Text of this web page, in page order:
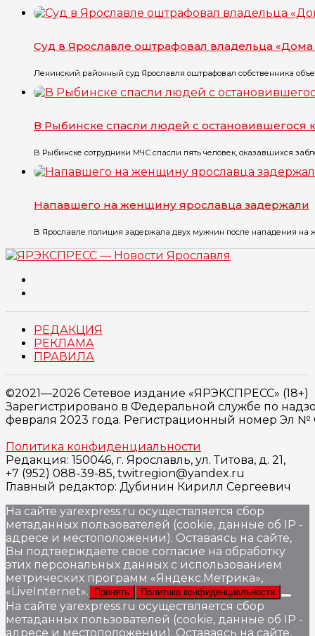
Суд в Ярославле оштрафовал владельца «Дома
Ленинский районный суд Ярославля оштрафовал собственника
В Рыбинске спасли людей с остановившегося
В Рыбинске сотрудники МЧС спасли пять человек, оказавшихся
Напавшего на женщину ярославца задержали
В Ярославле полиция задержала двух мужчин после нападения на
РЕДАКЦИЯ
РЕКЛАМА
ПРАВИЛА
©2021—2026 Сетевое издание «ЯРЭКСПРЕСС» (18+)
Зарегистрировано в Федеральной службе по
февраля 2023 года. Регистрационный номер Эл №
Политика конфиденциальности
Редакция: 150046, г. Ярославль, ул. Титова, д. 21,
+7 (952) 088-39-85, twitregion@yandex.ru
Главный редактор: Дубинин Кирилл Сергеевич
На сайте yarexpress.ru осуществляется сбор
метаданных пользователей (cookie, данные об IP -
адресе и местоположении). Оставаясь на сайте,
Вы подтверждаете свое согласие на обработку
этих персональных данных c использованием
метрических программ «Яндекс.Метрика»,
«LiveInternet».
Принять Политика конфиденциальности
На сайте yarexpress.ru осуществляется сбор
метаданных пользователей (cookie, данные об IP -
адресе и местоположении). Оставаясь на сайте,